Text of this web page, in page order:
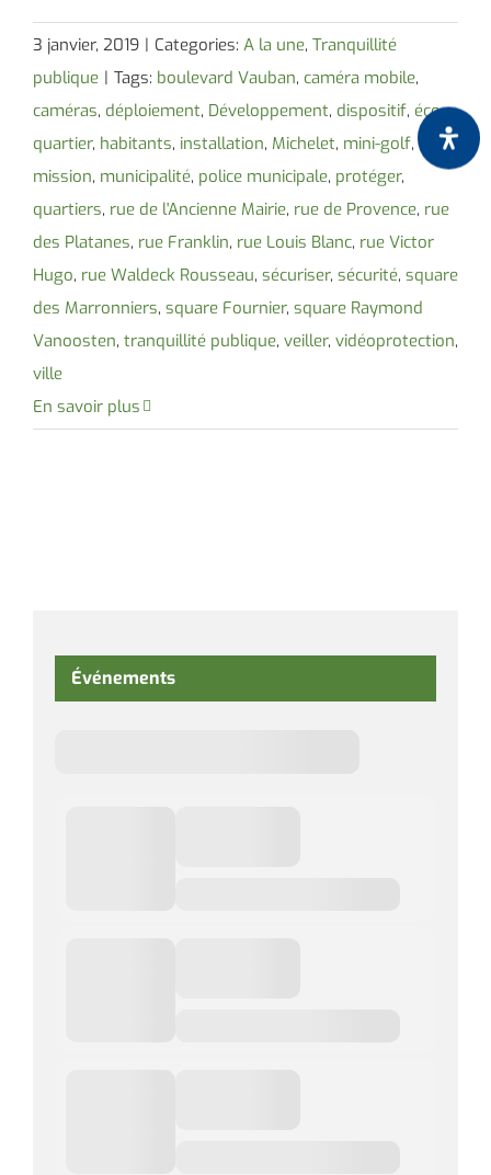
3 janvier, 2019 | Categories: A la une, Tranquillité
publique | Tags: boulevard Vauban, caméra mobile,
caméras, déploiement, Développement, dispositif, éco
quartier, habitants, installation, Michelet, mini-golf,
mission, municipalité, police municipale, protéger,
quartiers, rue de l'Ancienne Mairie, rue de Provence, rue
des Platanes, rue Franklin, rue Louis Blanc, rue Victor
Hugo, rue Waldeck Rousseau, sécuriser, sécurité, square
des Marronniers, square Fournier, square Raymond
Vanoosten, tranquillité publique, veiller, vidéoprotection,
ville
En savoir plus
Événements